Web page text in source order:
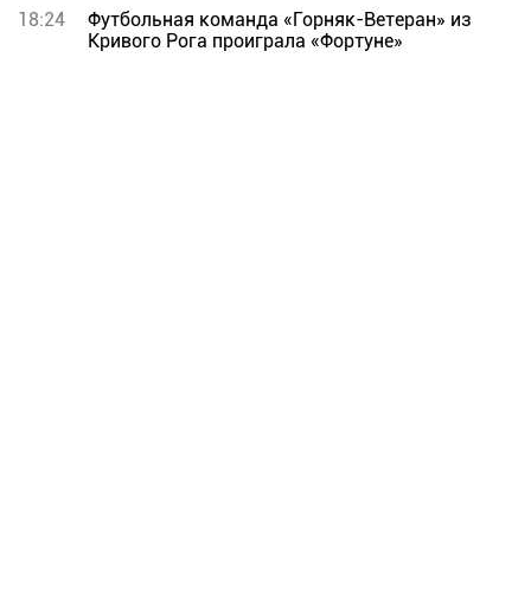
18:24
Футбольная команда «Горняк-Ветеран» из
Кривого Рога проиграла «Фортуне»